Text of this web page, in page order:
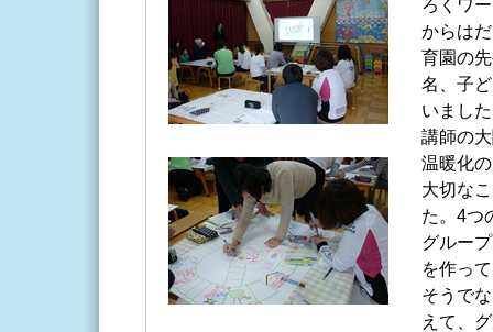
ろくワ
からは
育園の
名、子
いまし
講師の
温暖化
大切な
た。4つ
グルー
を作っ
そうで
えて、